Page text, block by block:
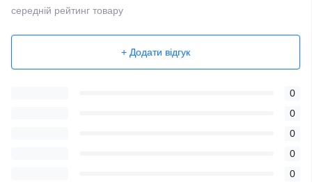
середній рейтинг товару
+ Додати відгук
0
0
0
0
0